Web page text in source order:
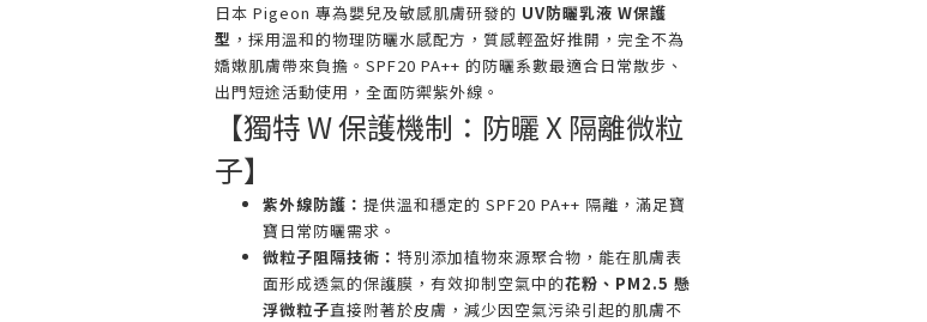
日本 Pigeon 專為嬰兒及敏感肌膚研發的 UV防曬乳液 W保護
型 ，採用溫和的物理防曬水感配方，質感輕盈好推開，完全不為
嬌嫩肌膚帶來負擔。SPF20 PA++ 的防曬系數最適合日常散步、
出門短途活動使用，全面防禦紫外線。
【獨特 W 保護機制：防曬 X 隔離微粒
子】
紫外線防護： 提供溫和穩定的 SPF20 PA++ 隔離，滿足寶
寶日常防曬需求。
微粒子阻隔技術： 特別添加植物來源聚合物，能在肌膚表
面形成透氣的保護膜，有效抑制空氣中的花粉、PM2.5 懸
浮微粒子直接附著於皮膚，減少因空氣污染引起的肌膚不